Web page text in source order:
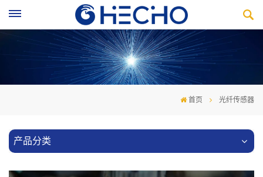
首页 光纤传感器
产品分类